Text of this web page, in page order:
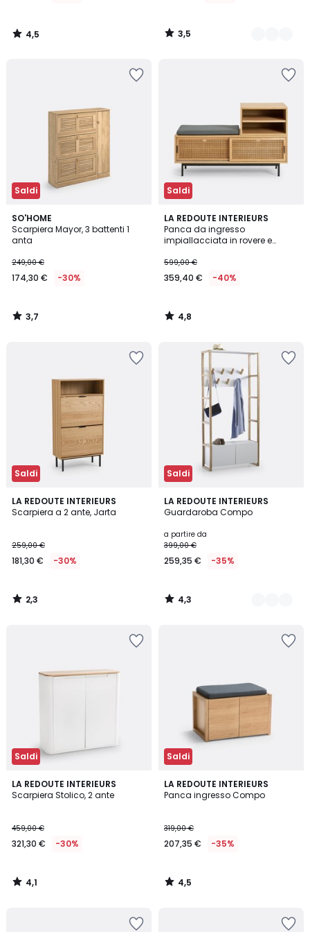
549,00
€ 4,5
/
3,5
/
Saldi
SO'HOME
Scarpiera Mayor, 3 battenti 1
anta
249,00 €
174,30 € -30%
3,7
/ 5
3,7
/
Saldi
LA REDOUTE INTERIEURS
Panca da ingresso
impiallacciata in rovere e
599,00 €
359,40 € -40%
4,8
/ 5
4,8
/
Saldi
LA REDOUTE INTERIEURS
Scarpiera a 2 ante, Jarta
259,00 €
181,30 € -30%
2,3
/ 5
2,3
/
Saldi
LA REDOUTE INTERIEURS
Guardaroba Compo
a partire da
399,00 €
259,35 € -35%
4,3
/ 5
2
Colori
4,3
/
Saldi
LA REDOUTE INTERIEURS
Scarpiera Stolico, 2 ante
459,00 €
321,30 € -30%
4,1
/ 5
4,1
/
Saldi
LA REDOUTE INTERIEURS
Panca ingresso Compo
319,00 €
207,35 € -35%
4,5
/ 5
4,5
/